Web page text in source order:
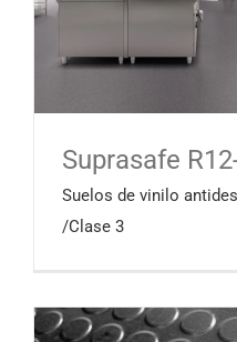
Suprasafe
Suelos de vinilo
/Clase 3